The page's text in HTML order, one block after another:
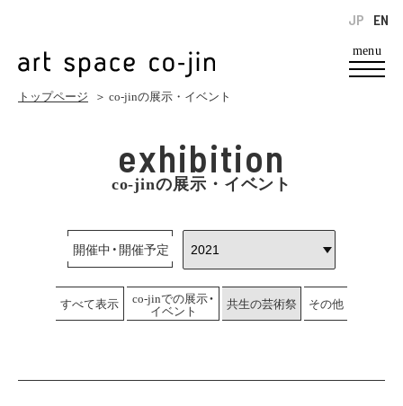
menu
EN
JP
トップページ ＞ co-jinの展示・イベント
exhibition
co-jinの展示・イベント
開催中・開催予定
すべて表示 co-jinでの展示・
イベント 共生の芸術祭 その他